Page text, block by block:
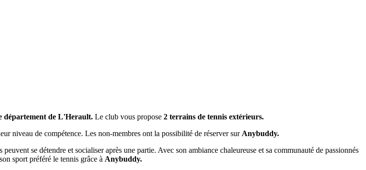
département de L'Herault. Le club vous propose 2 terrains de tennis extérieurs.
niveau de compétence. Les non-membres ont la possibilité de réserver sur Anybuddy.
se détendre et socialiser après une partie. Avec son ambiance chaleureuse et sa communauté de passionnés
sport préféré le tennis grâce à Anybuddy.